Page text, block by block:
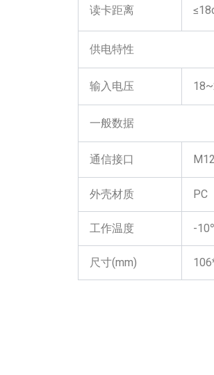
读卡距离
供电特性
输入电压
一般数据
通信接口
外壳材质 PC
工作温度 -
尺寸(mm)